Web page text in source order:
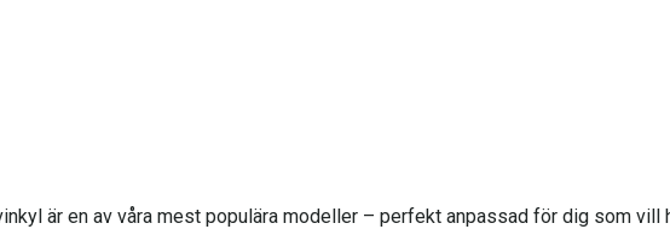
är en av våra mest populära modeller – perfekt anpassad för dig som